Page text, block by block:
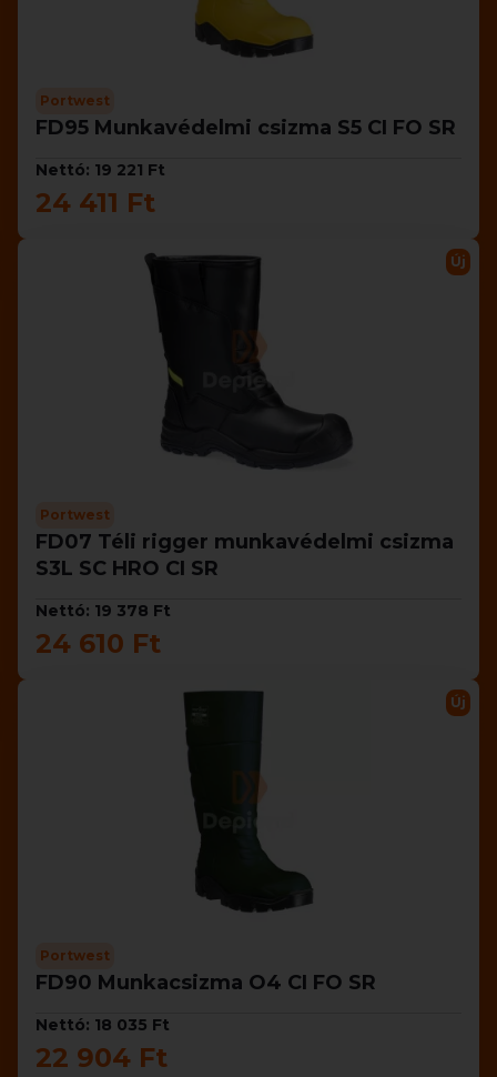
Portwest
FD95 Munkavédelmi csizma S5 CI FO SR
Nettó: 19 221 Ft
24 411 Ft
Új
Portwest
FD07 Téli rigger munkavédelmi csizma
S3L SC HRO CI SR
Nettó: 19 378 Ft
24 610 Ft
Új
Portwest
FD90 Munkacsizma O4 CI FO SR
Nettó: 18 035 Ft
22 904 Ft